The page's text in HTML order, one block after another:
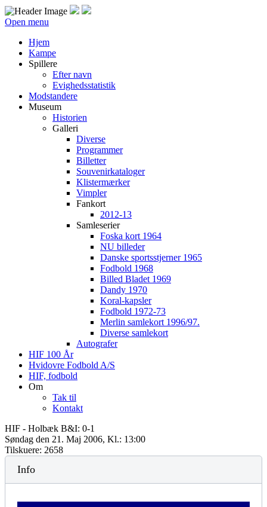
Open menu
Hjem
Kampe
Spillere
Efter navn
Evighedsstatistik
Modstandere
Museum
Historien
Galleri
Diverse
Programmer
Billetter
Souvenirkataloger
Klistermærker
Vimpler
Fankort
2012-13
Samleserier
Foska kort 1964
NU billeder
Danske sportsstjerner 1965
Fodbold 1968
Billed Bladet 1969
Dandy 1970
Koral-kapsler
Fodbold 1972-73
Merlin samlekort 1996/97.
Diverse samlekort
Autografer
HIF 100 År
Hvidovre Fodbold A/S
HIF, fodbold
Om
Tak til
Kontakt
HIF - Holbæk B&I: 0-1
Søndag den 21. Maj 2006, Kl.: 13:00
Tilskuere: 2658
Info